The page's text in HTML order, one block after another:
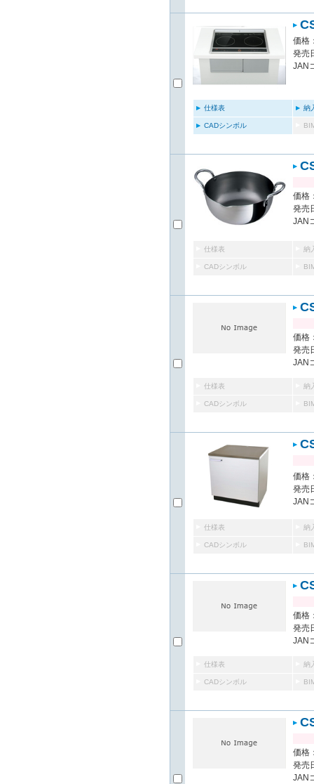
価格
発売
JAN
仕様表 納
CADシンボル
価格
発売
JAN
仕様表 納
CADシンボル
価格
発売
JAN
仕様表 納
CADシンボル
価格
発売
JAN
仕様表 納
CADシンボル
価格
発売
JAN
仕様表 納
CADシンボル
価格
発売
JAN